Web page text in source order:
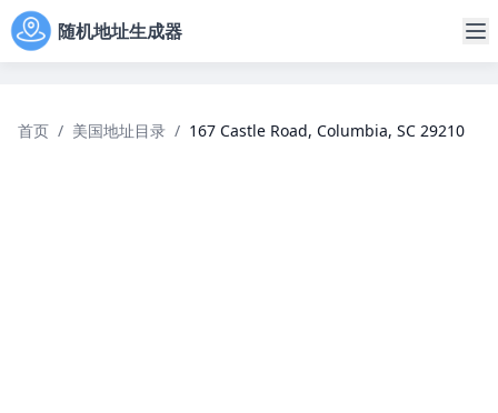
随机地址生成器
首页 / 美国地址目录 / 167 Castle Road, Columbia, SC 29210